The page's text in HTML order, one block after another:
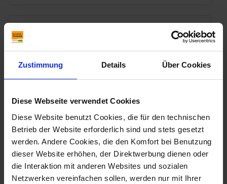
Zustimmung Details Über Cookies
Diese Webseite verwendet Cookies
Diese Website benutzt Cookies, die für den technischen
Betrieb der Website erforderlich sind und stets gesetzt
werden. Andere Cookies, die den Komfort bei Benutzung
dieser Website erhöhen, der Direktwerbung dienen oder
die Interaktion mit anderen Websites und sozialen
Netzwerken vereinfachen sollen, werden nur mit Ihrer
*
Firma
Position
Telefon *
Fax